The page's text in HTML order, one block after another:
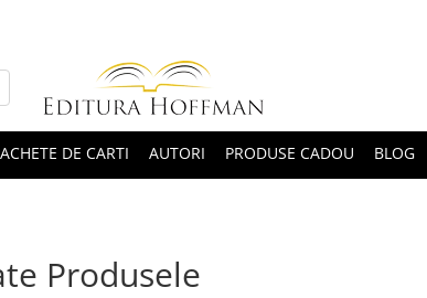
DE CARTI AUTORI PRODUSE CADOU BLOG
Produsele